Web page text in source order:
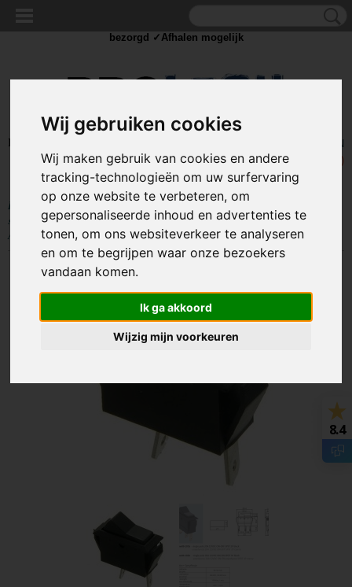
Wij gebruiken cookies
Wij maken gebruik van cookies en andere
tracking-technologieën om uw surfervaring
op onze website te verbeteren, om
gepersonaliseerde inhoud en advertenties te
tonen, om ons websiteverkeer te analyseren
en om te begrijpen waar onze bezoekers
vandaan komen.
Ik ga akkoord
Wijzig mijn voorkeuren
Inloggen
UW WINKELWAGEN
Geen producten
(0)
Home >STROOM >Schakelaars >Standaard schakelaar
schakelaars>SCHAKELAAR - ‘ON/OFF’ - 12V 20A - ZWART - 2 polig
AWS09
bezorgd ✓Afhalen mogelijk
8.4